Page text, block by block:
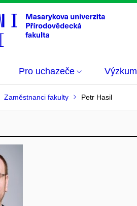
Pro uchazeče Výzkum
Zaměstnanci fakulty Petr Hasil